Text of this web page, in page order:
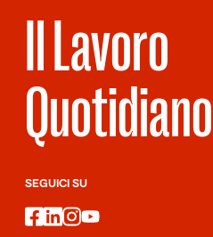
Il Lavoro
Quotidiano
SEGUICI SU
facebook
linkedin
instagram
youtube